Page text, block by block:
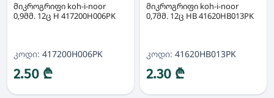
მიკროგრიფი koh-i-noor
0,9მმ. 12ც H 417200H006PK
კოდი: 417200H006PK
2.50 ₾
მიკროგრიფი koh-i-noor
0,7მმ. 12ც HB 41620HB013PK
კოდი: 41620HB013PK
2.30 ₾